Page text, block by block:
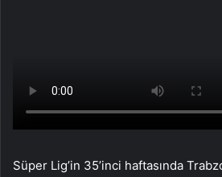
Süper Lig’in 35’inci haftasında